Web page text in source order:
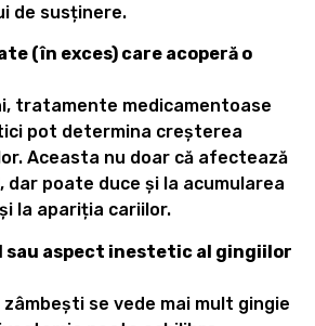
de susținere.
(în exces) care acoperă o
tratamente medicamentoase
pot determina creșterea
Aceasta nu doar că afectează
poate duce și la acumularea
la apariția cariilor.
sau aspect inestetic al gingiilor
se vede mai mult gingie